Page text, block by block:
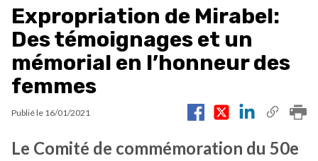
Expropriation de Mirabel:
Des témoignages et un
mémorial en l’honneur des
femmes
Publié le 16/01/2021
Le Comité de commémoration du 50e